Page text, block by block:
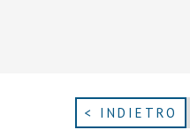
< INDIETRO